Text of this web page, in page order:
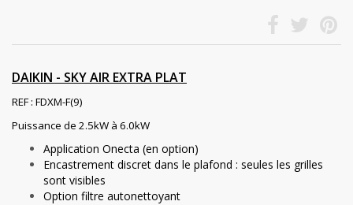
DAIKIN - SKY AIR EXTRA PLAT
REF : FDXM-F(9)
Puissance de 2.5kW à 6.0kW
Application Onecta (en option)
Encastrement discret dans le plafond : seules les grilles
sont visibles
Option filtre autonettoyant